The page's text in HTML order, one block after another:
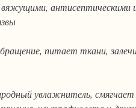
антисептическими
питает ткани,
увлажнитель,